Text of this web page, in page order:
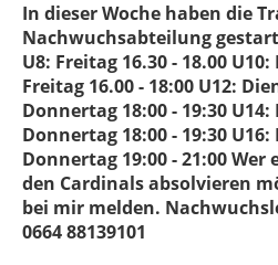
In dieser Woche haben die
Nachwuchsabteilung
U8: Freitag 16.30 - 18.00
Freitag 16.00 - 18:00 U12:
Donnertag 18:00 - 19:30
Donnertag 18:00 - 19:30
Donnertag 19:00 - 21:00
den Cardinals absolvieren
bei mir melden.
0664 88139101